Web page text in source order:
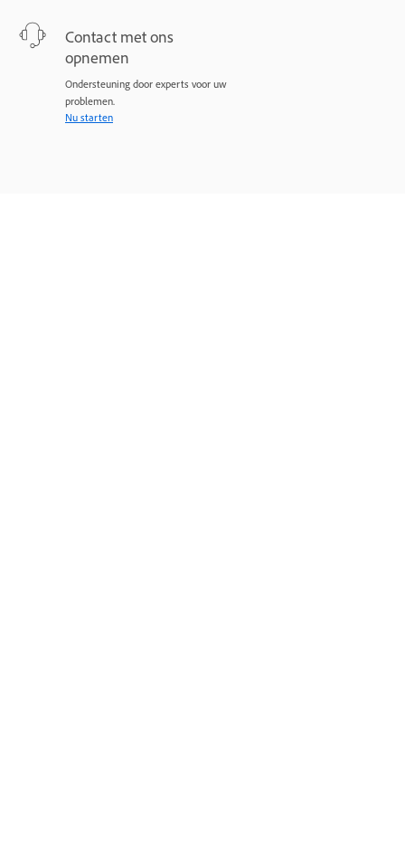
Contact met ons
opnemen
Ondersteuning door experts voor uw
problemen.
Nu starten